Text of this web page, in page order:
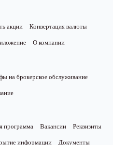
акции Конвертация валюты
О компании
на брокерское обслуживание
программа Вакансии Реквизиты
информации Документы